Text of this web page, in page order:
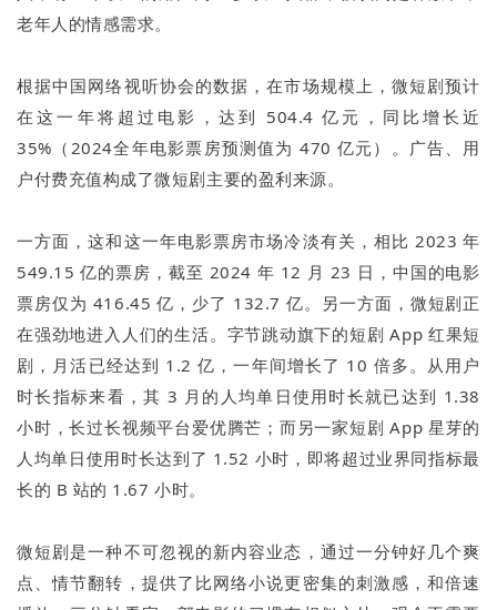
老年人的情感需求。
根据中国网络视听协会的数据，在市场规模上，微短剧预计
在这一年将超过电影，达到 504.4 亿元，同比增长近
35%（2024全年电影票房预测值为 470 亿元）。广告、用
户付费充值构成了微短剧主要的盈利来源。
一方面，这和这一年电影票房市场冷淡有关，相比 2023 年
549.15 亿的票房，截至 2024 年 12 月 23 日，中国的电影
票房仅为 416.45 亿，少了 132.7 亿。另一方面，微短剧正
在强劲地进入人们的生活。字节跳动旗下的短剧 App 红果短
剧，月活已经达到 1.2 亿，一年间增长了 10 倍多。从用户
时长指标来看，其 3 月的人均单日使用时长就已达到 1.38
小时，长过长视频平台爱优腾芒；而另一家短剧 App 星芽的
人均单日使用时长达到了 1.52 小时，即将超过业界同指标最
长的 B 站的 1.67 小时。
微短剧是一种不可忽视的新内容业态，通过一分钟好几个爽
点、情节翻转，提供了比网络小说更密集的刺激感，和倍速